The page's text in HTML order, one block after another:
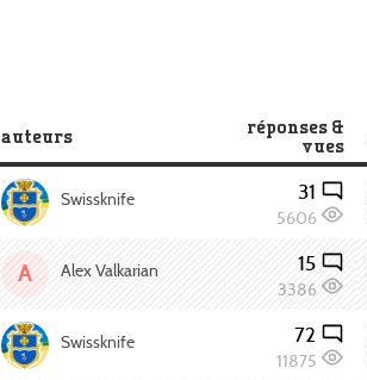
auteurs
réponses &
vues
Swissknife 31
5606
A Alex Valkarian 15
3386
Swissknife 72
11875